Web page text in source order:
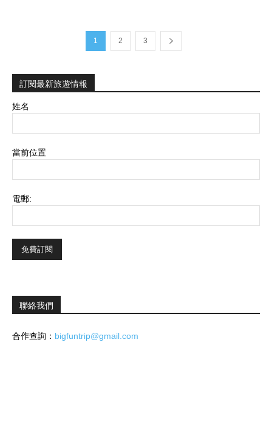
1 2 3
訂閱最新旅遊情報
姓名
當前位置
電郵:
聯絡我們
合作查詢： bigfuntrip@gmail.com